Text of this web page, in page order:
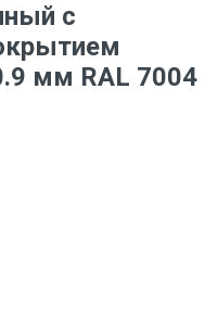
с
мм RAL 7004